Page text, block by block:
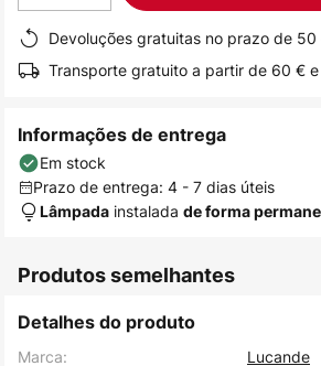
Devoluções gratuitas no prazo de 50
Transporte gratuito a partir de 60 €
Informações de entrega
Em stock
Prazo de entrega: 4 - 7 dias úteis
Lâmpada instalada de forma
Produtos semelhantes
Detalhes do produto
Marca:
Lucande